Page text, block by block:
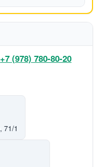
+7 (978) 780-80-20
71/1